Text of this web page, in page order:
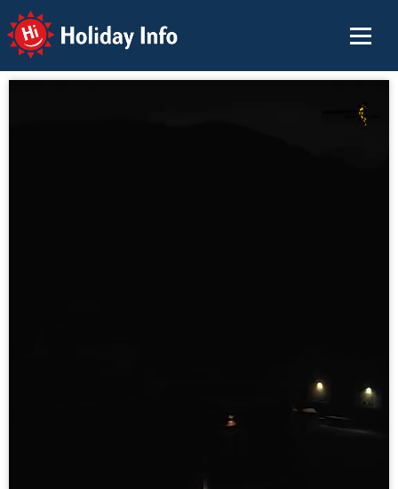
Holiday Info